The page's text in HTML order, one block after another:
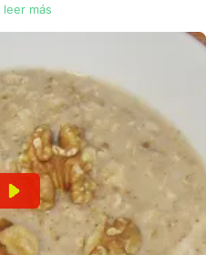
leer más